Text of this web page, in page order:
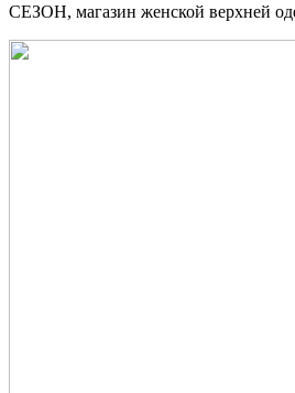
СЕЗОН, магазин женской верхней